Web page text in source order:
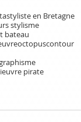
styliste en Bretagne
stylisme
bateau
octopuscontour
pirate